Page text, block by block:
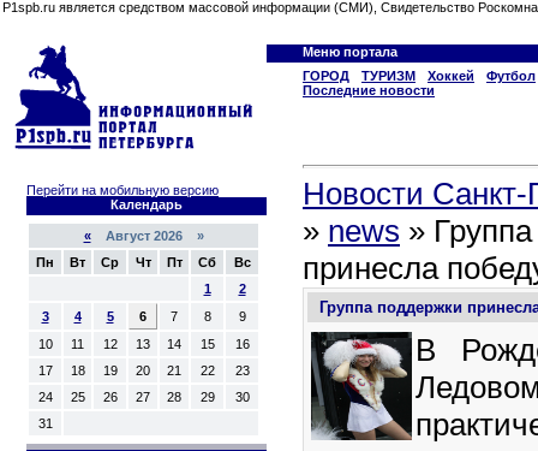
P1spb.ru является средством массовой информации (СМИ), Свидетельство
Меню портала
ГОРОД
ТУРИЗМ Хоккей
Футбол
Последние новости
Перейти на мобильную версию
Календарь
«Август 2026 »
Пн
Вт Ср Чт Пт Сб
Вс
1
2
3
4 5 6 7 8
9
10
11 12 13 14 15
16
17
18 19 20 21 22
23
24
25 26 27 28 29
30
31
Новости Санкт-
» news »
принесла
Группа поддержки
В